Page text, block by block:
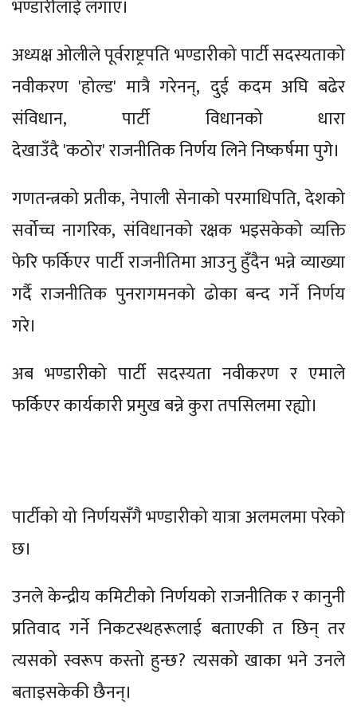
भण्डारीलाई लगाए।
अध्यक्ष ओलीले पूर्वराष्ट्रपति भण्डारीको पार्टी सदस्यताको
नवीकरण 'होल्ड' मात्रै गरेनन्, दुई कदम अघि बढेर
संविधान, पार्टी विधानको धारा
देखाउँदै 'कठोर' राजनीतिक निर्णय लिने निष्कर्षमा पुगे।
गणतन्त्रको प्रतीक, नेपाली सेनाको परमाधिपति, देशको
सर्वोच्च नागरिक, संविधानको रक्षक भइसकेको व्यक्ति
फेरि फर्किएर पार्टी राजनीतिमा आउनु हुँदैन भन्ने व्याख्या
गर्दै राजनीतिक पुनरागमनको ढोका बन्द गर्ने निर्णय
गरे।
अब भण्डारीको पार्टी सदस्यता नवीकरण र एमाले
फर्किएर कार्यकारी प्रमुख बन्ने कुरा तपसिलमा रह्यो।
पार्टीको यो निर्णयसँगै भण्डारीको यात्रा अलमलमा परेको
छ।
उनले केन्द्रीय कमिटीको निर्णयको राजनीतिक र कानुनी
प्रतिवाद गर्ने निकटस्थहरूलाई बताएकी त छिन् तर
त्यसको स्वरूप कस्तो हुन्छ? त्यसको खाका भने उनले
बताइसकेकी छैनन्।